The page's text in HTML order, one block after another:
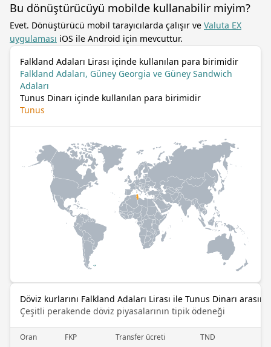
Bu dönüştürücüyü mobilde kullanabilir miyim?
Evet. Dönüştürücü mobil tarayıcılarda çalışır ve Valuta EX
uygulaması iOS ile Android için mevcuttur.
Falkland Adaları Lirası içinde kullanılan para birimidir
Falkland Adaları, Güney Georgia ve Güney Sandwich
Adaları
Tunus Dinarı içinde kullanılan para birimidir
Tunus
Döviz kurlarını Falkland Adaları Lirası ile Tunus Dinarı
Çeşitli perakende döviz piyasalarının tipik ödeneği
Oran FKP Transfer ücreti TND